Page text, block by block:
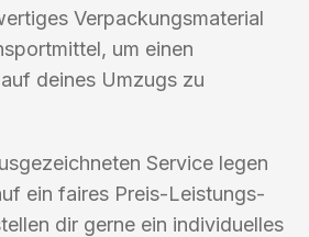
Verpackungsmaterial
um einen
deines Umzugs zu
Service legen
ein faires Preis-Leistungs-
dir gerne ein individuelles